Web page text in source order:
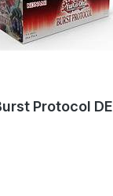
Protocol DE